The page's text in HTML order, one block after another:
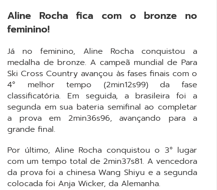
Aline Rocha fica com o bronze no
feminino!
Já no feminino, Aline Rocha conquistou a
medalha de bronze. A campeã mundial de Para
Ski Cross Country avançou às fases finais com o
4° melhor tempo (2min12s99) da fase
classificatória. Em seguida, a brasileira foi a
segunda em sua bateria semifinal ao completar
a prova em 2min36s96, avançando para a
grande final.
Por último, Aline Rocha conquistou o 3° lugar
com um tempo total de 2min37s81. A vencedora
da prova foi a chinesa Wang Shiyu e a segunda
colocada foi Anja Wicker, da Alemanha.